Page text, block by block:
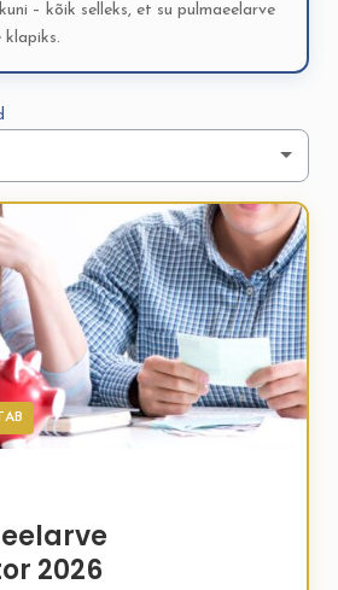
– kõik selleks, et su pulmaeelarve
2026